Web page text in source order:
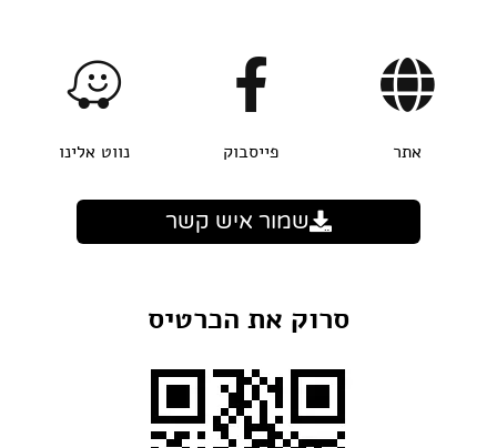
אתר פייסבוק נווט אלינו
שמור איש קשר
סרוק את הכרטיס